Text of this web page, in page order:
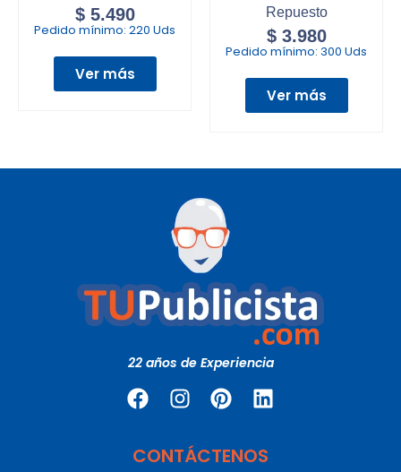
$5.490
Pedido mínimo: 220 Uds
Ver más
Repuesto
$3.980
Pedido mínimo: 300 Uds
Ver más
22 años de Experiencia
CONTÁCTENOS